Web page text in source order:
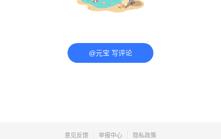
@元宝 写评论
意见反馈 举报中心 隐私政策